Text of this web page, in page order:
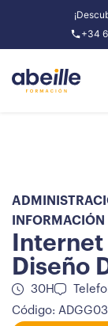
+34
Diseño
30H
Código: